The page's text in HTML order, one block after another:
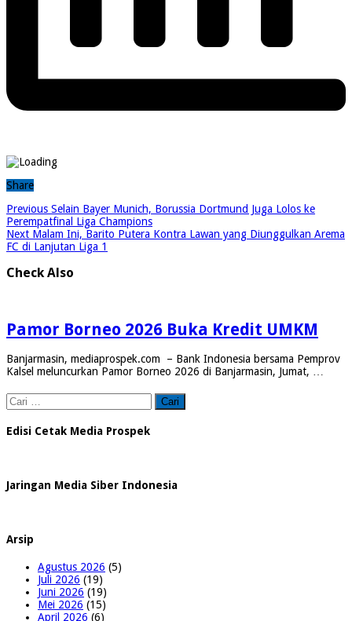
Share
Previous Selain Bayer Munich, Borussia Dortmund Juga Lolos ke
Perempatfinal Liga Champions
Next Malam Ini, Barito Putera Kontra Lawan yang Diunggulkan Arema
FC di Lanjutan Liga 1
Check Also
Pamor Borneo 2026 Buka Kredit UMKM
Banjarmasin, mediaprospek.com – Bank Indonesia bersama Pemprov
Kalsel meluncurkan Pamor Borneo 2026 di Banjarmasin, Jumat, …
Cari
untuk:
Edisi Cetak Media Prospek
Jaringan Media Siber Indonesia
Arsip
Agustus 2026 (5)
Juli 2026 (19)
Juni 2026 (19)
Mei 2026 (15)
April 2026 (6)